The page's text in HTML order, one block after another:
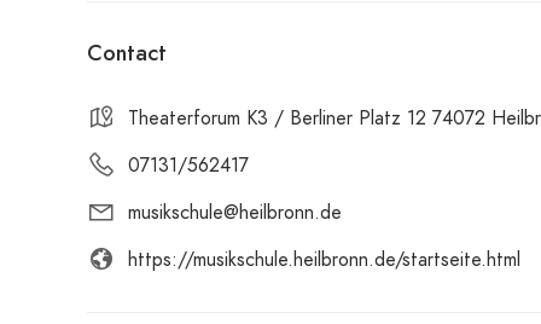
Contact
Theaterforum K3 / Berliner Platz 12 74072
07131/562417
musikschule@heilbronn.de
https://musikschule.heilbronn.de/startseite.html